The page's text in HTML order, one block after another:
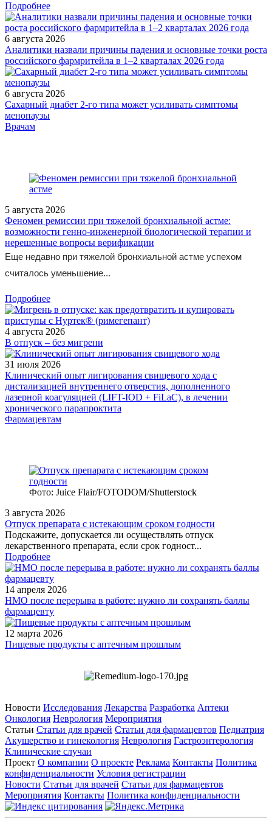
Подробнее
6 августа 2026
Аналитики назвали причины падения и основные точки роста
российского фармритейла в 1–2 кварталах 2026 года
6 августа 2026
Сахарный диабет 2‑го типа может усиливать симптомы
менопаузы
/measures/24-y-Aptechnyy-Sammit-2025/
Врачам
5 августа 2026
Феномен ремиссии при тяжелой бронхиальной астме:
возможности генно-инженерной биологической терапии и
нерешенные вопросы верификации
Еще недавно при тяжелой бронхиальной астме успехом
считалось уменьшение...
Подробнее
4 августа 2026
В отпуск – без мигрени
31 июля 2026
Клинический опыт лигирования свищевого хода с
дистализацией внутреннего отверстия, дополненного
лазерной коагуляцией (LIFT-IOD + FiLaC), в лечении
хронического парапроктита
Фармацевтам
Фото: Juice Flair/FOTODOM/Shutterstoсk
3 августа 2026
Отпуск препарата с истекающим сроком годности
Подскажите, допускается ли осуществлять отпуск
лекарственного препарата, если срок годност...
Подробнее
14 апреля 2026
НМО после перерыва в работе: нужно ли сохранять баллы
фармацевту
12 марта 2026
Пищевые продукты с аптечным прошлым
Новости Исследования Лекарства Разработка Аптеки
Онкология Неврология Мероприятия
Статьи Статьи для врачей Статьи для фармацевтов Педиатрия
Акушерство и гинекология Неврология Гастроэнтерология
Клинические случаи
Проект О компании О проекте Реклама Контакты Политика
конфиденциальности Условия регистрации
Новости Статьи для врачей Статьи для фармацевтов
Мероприятия Контакты Политика конфиденциальности